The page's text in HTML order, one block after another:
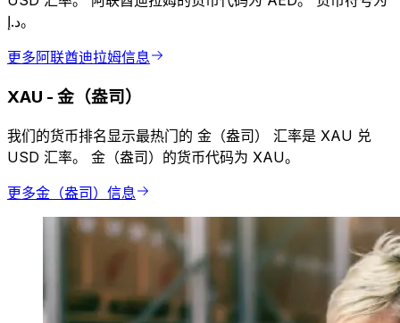
د.إ。
更多阿联酋迪拉姆信息
XAU - 金（盎司）
我们的货币排名显示最热门的 金（盎司） 汇率是 XAU 兑
USD 汇率。 金（盎司）的货币代码为 XAU。
更多金（盎司）信息